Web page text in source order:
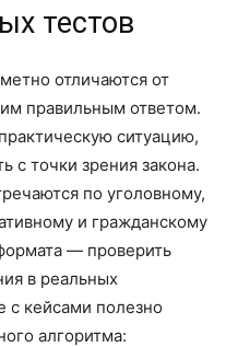
тестов
отличаются от
правильным ответом.
ситуацию,
с точки зрения закона.
по уголовному,
и гражданскому
— проверить
в реальных
с кейсами полезно
алгоритма: